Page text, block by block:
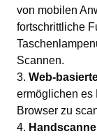
von mobilen
fortschrittliche
Scannen.
Web-
ermöglichen es
Browser zu